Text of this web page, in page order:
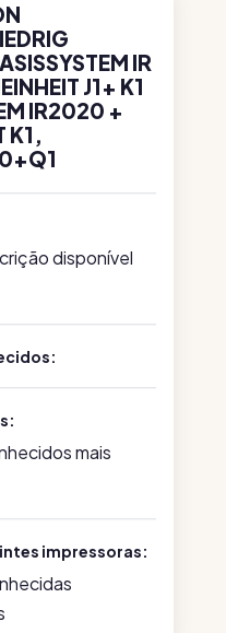
IR
J1+ K1
IR2020 +
K1,
disponível
mais
impressoras: